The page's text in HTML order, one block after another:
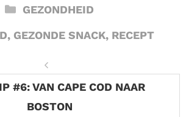
CATEGORIEËN
GEZONDHEID
, GEZONDE SNACK, RECEPT
#6: VAN CAPE COD NAAR
BOSTON